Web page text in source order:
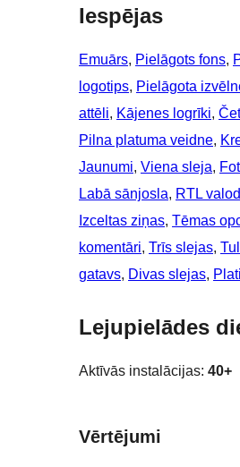
Iespējas
Emuārs, Pielāgots fons,
logotips, Pielāgota
attēli, Kājenes logrīki,
Pilna platuma veidne,
Jaunumi, Viena sleja,
Labā sānjosla, RTL
Izceltas ziņas, Tēmas
komentāri, Trīs slejas,
gatavs, Divas slejas,
Lejupielādes
Aktīvās instalācijas: 40+
Vērtējumi